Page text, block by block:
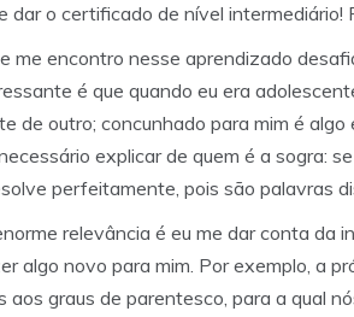
dar o certificado de nível intermediário!
me encontro nesse aprendizado
é que quando eu era
de outro; concunhado para mim é
explicar de quem é a sogra:
perfeitamente, pois são palavras
relevância é eu me dar conta da
algo novo para mim. Por exemplo, a
graus de parentesco, para a qual